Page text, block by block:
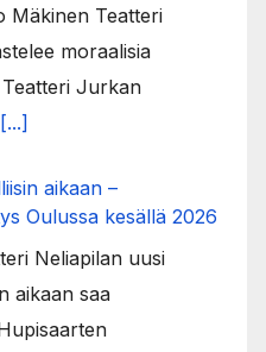
Mäkinen Teatteri
moraalisia
Jurkan
[...]
aikaan –
Oulussa kesällä 2026
Neliapilan uusi
aikaan saa